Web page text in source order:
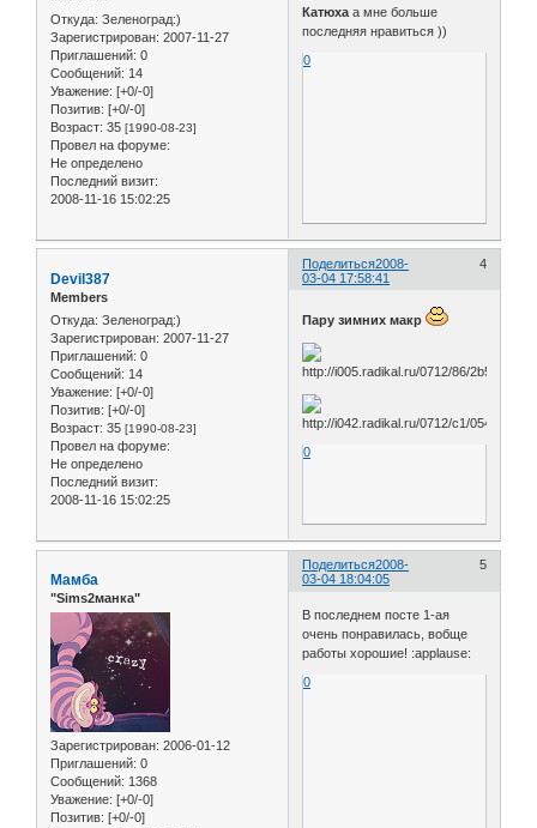
Откуда: Зеленоград:)
Зарегистрирован: 2007-11-27
Приглашений: 0
Сообщений: 14
Уважение: [+0/-0]
Позитив: [+0/-0]
Возраст: 35 [1990-08-23]
Провел на форуме:
Не определено
Последний визит:
2008-11-16 15:02:25
Катюха а мне больше
последняя нравиться ))
0
Поделиться 4
2008-
03-04 17:58:41
Devil387
Members
Откуда: Зеленоград:)
Зарегистрирован: 2007-11-27
Приглашений: 0
Сообщений: 14
Уважение: [+0/-0]
Позитив: [+0/-0]
Возраст: 35 [1990-08-23]
Провел на форуме:
Не определено
Последний визит:
2008-11-16 15:02:25
Пару зимних макр
0
Поделиться 5
2008-
03-04 18:04:05
Мамба
"Sims2манка"
Зарегистрирован: 2006-01-12
Приглашений: 0
Сообщений: 1368
Уважение: [+0/-0]
Позитив: [+0/-0]
В последнем посте 1-ая
очень понравилась, вобще
работы хорошие! :applause:
0